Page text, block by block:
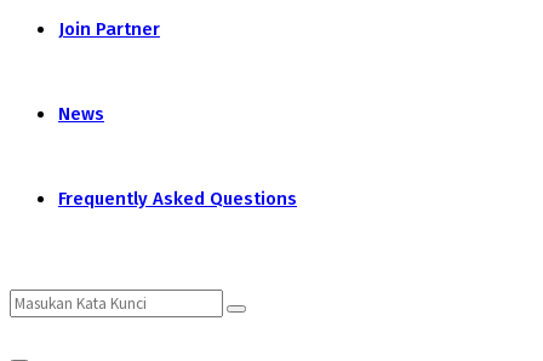
Join Partner
News
Frequently Asked Questions
Search
Search